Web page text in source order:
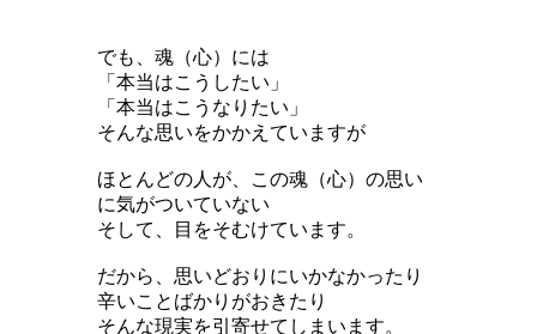
でも、魂（心）には
「本当はこうしたい」
「本当はこうなりたい」
そんな思いをかかえていますが
ほとんどの人が、この魂（心）の思い
に気がついていない
そして、目をそむけています。
だから、思いどおりにいかなかったり
辛いことばかりがおきたり
そんな現実を引寄せてしまいます。